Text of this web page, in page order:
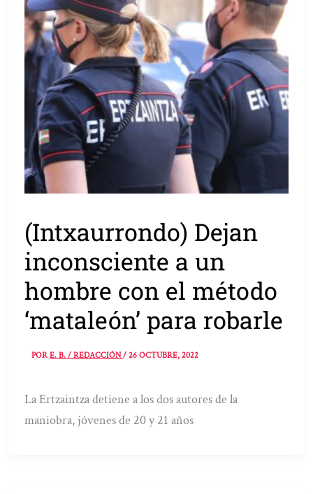
(Intxaurrondo) Dejan
inconsciente a un
hombre con el método
‘mataleón’ para robarle
PORE. B. / REDACCIÓN/26 OCTUBRE, 2022
La Ertzaintza detiene a los dos autores de la
maniobra, jóvenes de 20 y 21 años